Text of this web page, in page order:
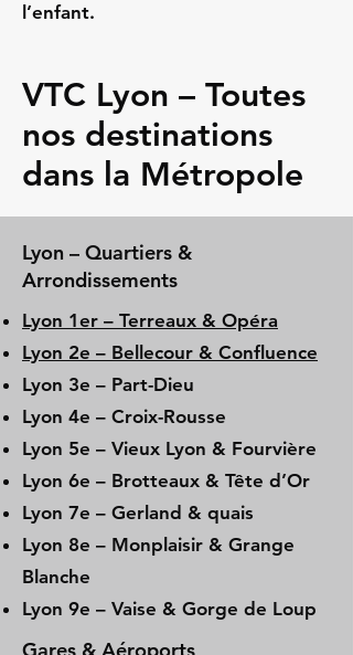
l’enfant.
VTC Lyon – Toutes
nos destinations
dans la Métropole
Lyon – Quartiers &
Arrondissements
Lyon 1er – Terreaux & Opéra
Lyon 2e – Bellecour & Confluence
Lyon 3e – Part-Dieu
Lyon 4e – Croix-Rousse
Lyon 5e – Vieux Lyon & Fourvière
Lyon 6e – Brotteaux & Tête d’Or
Lyon 7e – Gerland & quais
Lyon 8e – Monplaisir & Grange
Blanche
Lyon 9e – Vaise & Gorge de Loup